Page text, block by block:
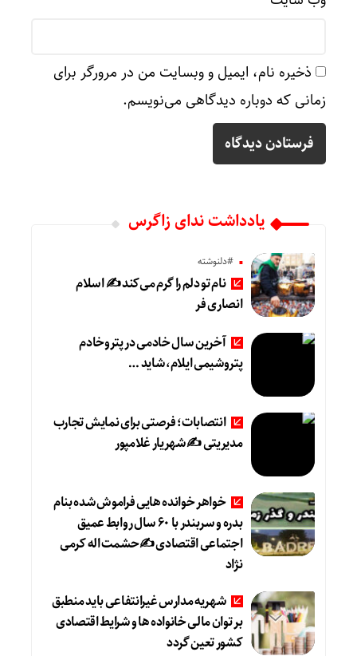
ذخیره نام، ایمیل و وبسایت من در مرورگر برای
زمانی که دوباره دیدگاهی می‌نویسم.
یادداشت ندای زاگرس
#دلنوشته
نام تو دلم را گرم می‌کند ✍️ اسلام
انصاری فر
آخرین سال خادمی در پتروخادم
پتروشیمی ایلام، شاید …
انتصابات؛ فرصتی برای نمایش تجارب
مدیریتی ✍ شهریار غلامپور
خواهر خوانده هایی فراموش شده بنام
بدره و سربندر با ۶۰ سال روابط عمیق
اجتماعی اقتصادی ✍حشمت اله کرمی
نژاد
شهریه مدارس غیرانتفاعی باید منطبق
بر توان مالی خانواده ها و شرایط اقتصادی
کشور تعین گردد